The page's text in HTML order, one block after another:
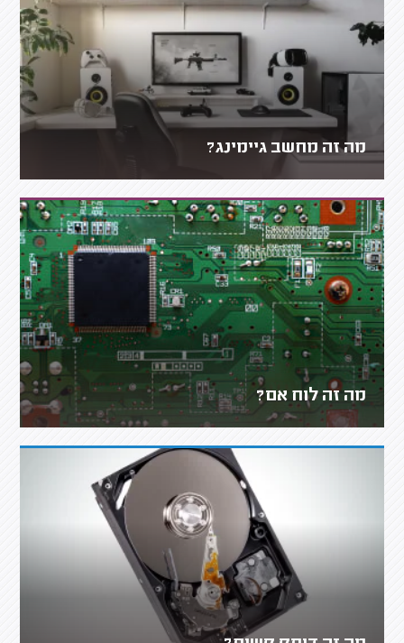
מה זה מחשב גיימינג?
מה זה לוח אם?